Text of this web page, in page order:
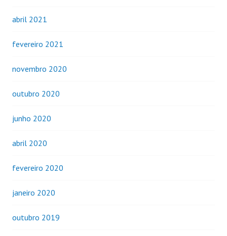
abril 2021
fevereiro 2021
novembro 2020
outubro 2020
junho 2020
abril 2020
fevereiro 2020
janeiro 2020
outubro 2019